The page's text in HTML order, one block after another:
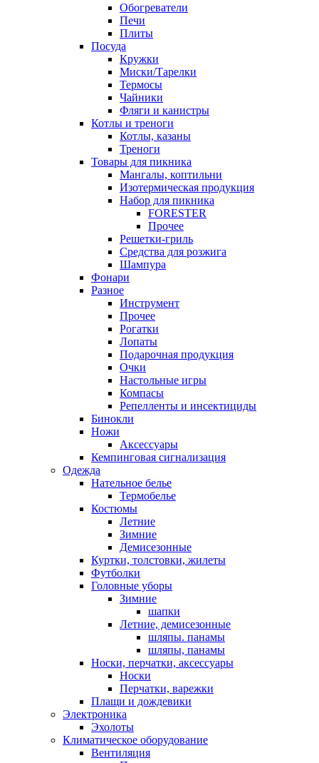
Обогреватели
Печи
Плиты
Посуда
Кружки
Миски/Тарелки
Термосы
Чайники
Фляги и канистры
Котлы и треноги
Котлы, казаны
Треноги
Товары для пикника
Мангалы, коптильни
Изотермическая продукция
Набор для пикника
FORESTER
Прочее
Решетки-гриль
Средства для розжига
Шампура
Фонари
Разное
Инструмент
Прочее
Рогатки
Лопаты
Подарочная продукция
Очки
Настольные игры
Компасы
Репелленты и инсектициды
Бинокли
Ножи
Аксессуары
Кемпинговая сигнализация
Одежда
Нательное белье
Термобелье
Костюмы
Летние
Зимние
Демисезонные
Куртки, толстовки, жилеты
Футболки
Головные уборы
Зимние
шапки
Летние, демисезонные
шляпы. панамы
шляпы, панамы
Носки, перчатки, аксессуары
Носки
Перчатки, варежки
Плащи и дождевики
Электроника
Эхолоты
Климатическое оборудование
Вентиляция